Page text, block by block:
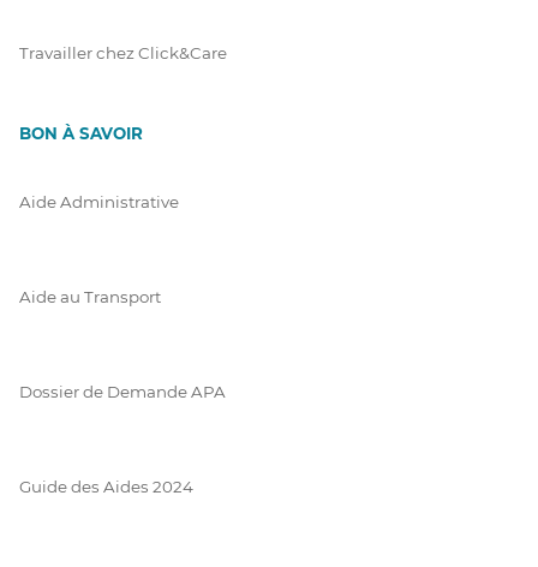
Travailler chez Click&Care
BON À SAVOIR
Aide Administrative
Aide au Transport
Dossier de Demande APA
Guide des Aides 2024